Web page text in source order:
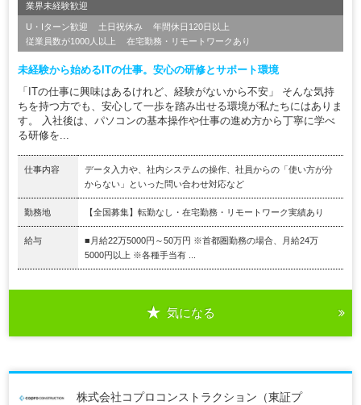
業界未経験歓迎
U・Iターン歓迎 土日祝休み
年間休日120日以上
従業員数が1000人以上
在宅勤務・リモートワークあり
未経験から始めるITの仕事。安心の研修とサポート環境
「ITの仕事に興味はあるけれど、経験がないから不安」 そんな気持
ちを持つ方でも、安心して一歩を踏み出せる環境が私たちにはありま
す。 入社後は、パソコンの基本操作や仕事の進め方から丁寧に学べ
る研修を...
仕事内容
データ入力や、社内システムの操作、社員からの「使い方が分
からない」といった問い合わせ対応など
勤務地 【全国募集】転勤なし・在宅勤務・リモートワーク実績あり
給与
■月給22万5000円～50万円 ※首都圏勤務の場合、月給24万
5000円以上 ※各種手当有 ...
気になる
株式会社コプロコンストラクション（東証プ